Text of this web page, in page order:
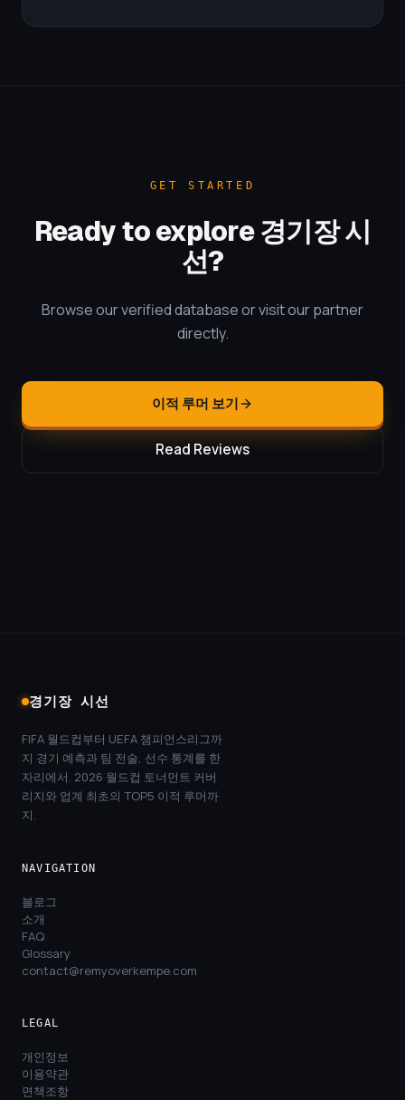
GET STARTED
Ready to explore 경기장 시
선?
Browse our verified database or visit our partner
directly.
이적 루머 보기
Read Reviews
경기장 시선
FIFA 월드컵부터 UEFA 챔피언스리그까
지 경기 예측과 팀 전술, 선수 통계를 한
자리에서. 2026 월드컵 토너먼트 커버
리지와 업계 최초의 TOP5 이적 루머까
지.
NAVIGATION
블로그
소개
FAQ
Glossary
contact@remyoverkempe.com
LEGAL
개인정보
이용약관
면책조항